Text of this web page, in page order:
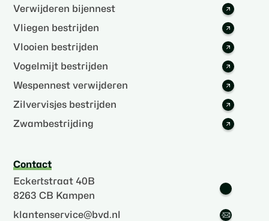
Verwijderen bijennest
Vliegen bestrijden
Vlooien bestrijden
Vogelmijt bestrijden
Wespennest verwijderen
Zilvervisjes bestrijden
Zwambestrijding
Contact
Eckertstraat 40B
8263 CB Kampen
klantenservice@bvd.nl